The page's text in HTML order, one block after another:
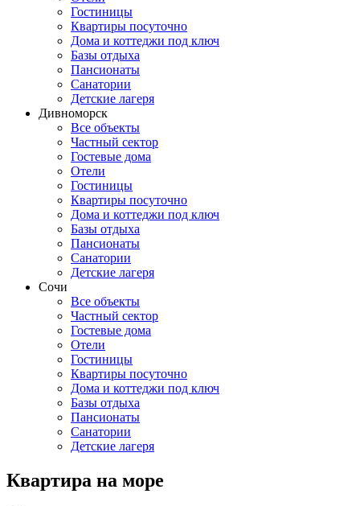
Гостиницы
Квартиры посуточно
Дома и коттеджи под ключ
Базы отдыха
Пансионаты
Санатории
Детские лагеря
Дивноморск
Все объекты
Частный сектор
Гостевые дома
Отели
Гостиницы
Квартиры посуточно
Дома и коттеджи под ключ
Базы отдыха
Пансионаты
Санатории
Детские лагеря
Сочи
Все объекты
Частный сектор
Гостевые дома
Отели
Гостиницы
Квартиры посуточно
Дома и коттеджи под ключ
Базы отдыха
Пансионаты
Санатории
Детские лагеря
Квартира на море